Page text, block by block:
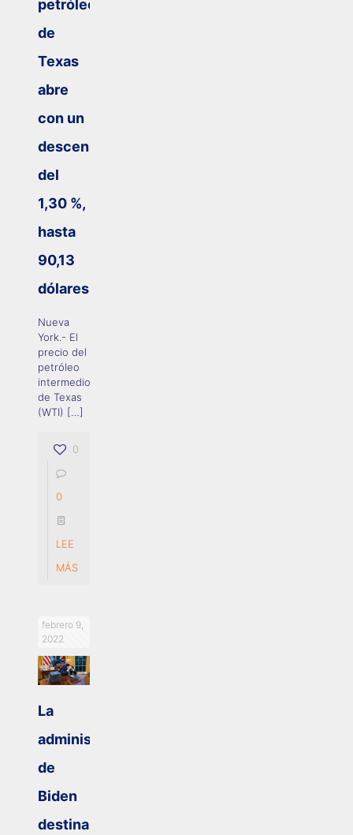
petróleo
de
Texas
abre
con un
descenso
del
1,30 %,
hasta
90,13
dólares
Nueva
York.- El
precio del
petróleo
intermedio
de Texas
(WTI) […]
0
0
LEE
MÁS
febrero 9,
2022
La
administración
de
Biden
destina